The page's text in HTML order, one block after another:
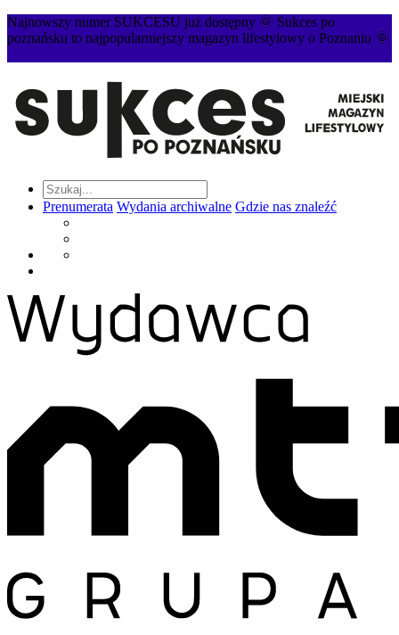
Najnowszy numer SUKCESU już dostępny 🌞 Sukces po
poznańsku to najpopularniejszy magazyn lifestylowy o Poznaniu 🌞
Prenumerata Wydania archiwalne Gdzie nas znaleźć